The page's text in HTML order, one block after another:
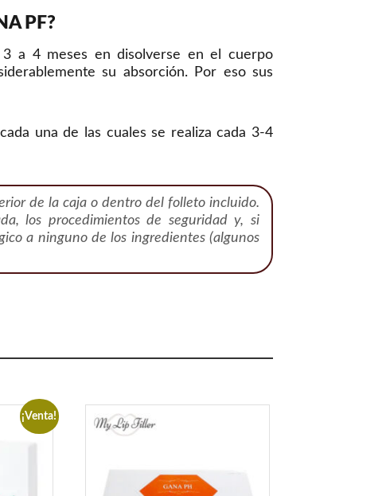
PF?
3 a 4 meses en disolverse en el cuerpo
su absorción. Por eso sus
una de las cuales se realiza cada 3-4
de la caja o dentro del folleto incluido.
los procedimientos de seguridad y, si
a ninguno de los ingredientes (algunos
¡Venta!